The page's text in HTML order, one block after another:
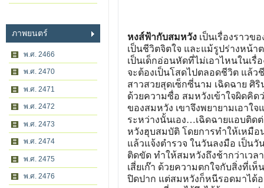
ภาพยนตร์
พ.ศ. 2466
พ.ศ. 2470
พ.ศ. 2471
พ.ศ. 2472
พ.ศ. 2473
พ.ศ. 2474
พ.ศ. 2475
พ.ศ. 2476
หงส์ฟ้ากับสมหวัง เป็นเรื่องราว
เป็นชีวิตจิตใจ และแม้รูปร่างหน้า
เป็นเด็กอ่อนหัดที่ไม่เอาไหนในเ
จะต้องเป็นโสดไปตลอดชีวิต แล้
สาวสวยสุดเซ็กซี่นาม เฉิดฉาย ศิริ
ด้วยความซื่อ สมหวังเข้าใจผิดคิด
ของสมหวัง เขาจึงพยายามเอาใ
ระหว่างนั้นเอง…เฉิดฉายแอบติด
หวังฮุบสมบัติ โดยการทำให้เหมือ
แล้วแจ้งตำรวจ ในวันลงมือ เป็นวั
ติดขัด ทำให้สมหวังถึงช้ากว่าเว
เสี่ยเก๊า ด้วยความตกใจกับสิ่งที่
ปิดปาก แต่สมหวังก็หนีรอดมาได้